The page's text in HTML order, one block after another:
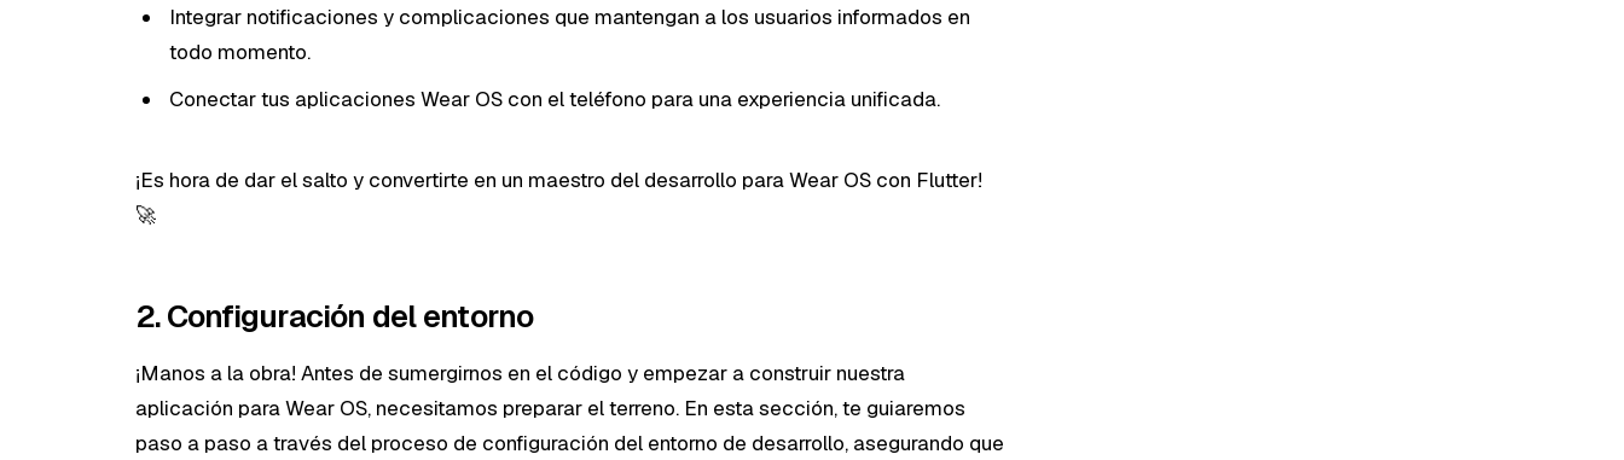
Integrar notificaciones y complicaciones que mantengan a los usuarios informados en
todo momento.
Conectar tus aplicaciones Wear OS con el teléfono para una experiencia unificada.
¡Es hora de dar el salto y convertirte en un maestro del desarrollo para Wear OS con Flutter!
🚀
2. Configuración del entorno
¡Manos a la obra! Antes de sumergirnos en el código y empezar a construir nuestra
aplicación para Wear OS, necesitamos preparar el terreno. En esta sección, te guiaremos
paso a paso a través del proceso de configuración del entorno de desarrollo, asegurando que